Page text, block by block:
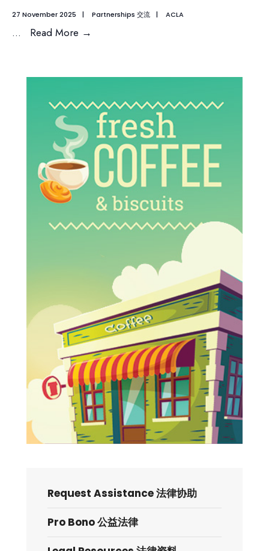
27 November 2025 | Partnerships 交流 | ACLA
... Read More →
Request Assistance 法律协助
Pro Bono 公益法律